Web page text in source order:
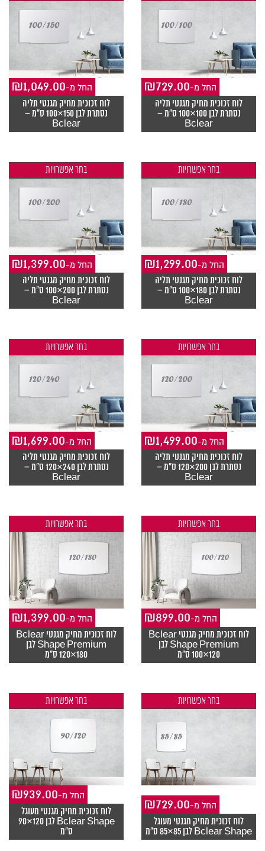
₪729.00 -החל מ
לוח זכוכית מחיק מגנטי תליה
נסתרת לבן 100×100 ס"מ –
Bclear
₪1,049.00 -החל מ
לוח זכוכית מחיק מגנטי תליה
נסתרת לבן 150×100 ס"מ –
Bclear
בחר אפשרויות
₪1,299.00 -החל מ
לוח זכוכית מחיק מגנטי תליה
נסתרת לבן 180×100 ס"מ –
Bclear
בחר אפשרויות
₪1,399.00 -החל מ
לוח זכוכית מחיק מגנטי תליה
נסתרת לבן 200×100 ס"מ –
Bclear
בחר אפשרויות
₪1,499.00 -החל מ
לוח זכוכית מחיק מגנטי תליה
נסתרת לבן 200×120 ס"מ –
Bclear
בחר אפשרויות
₪1,699.00 -החל מ
לוח זכוכית מחיק מגנטי תליה
נסתרת לבן 240×120 ס"מ –
Bclear
בחר אפשרויות
₪899.00 -החל מ
לוח זכוכית מחיק מגנטי Bclear
Shape Premium לבן
120×100 ס"מ
בחר אפשרויות
₪1,399.00 -החל מ
לוח זכוכית מחיק מגנטי Bclear
Shape Premium לבן
180×120 ס"מ
בחר אפשרויות
₪729.00 -החל מ
לוח זכוכית מחיק מגנטי מעוגל
Bclear Shape לבן 85×85 ס"מ
בחר אפשרויות
₪939.00 -החל מ
לוח זכוכית מחיק מגנטי מעוגל
Bclear Shape לבן 120×90
ס"מ